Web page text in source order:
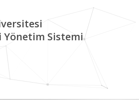
Yönetim Sistemi